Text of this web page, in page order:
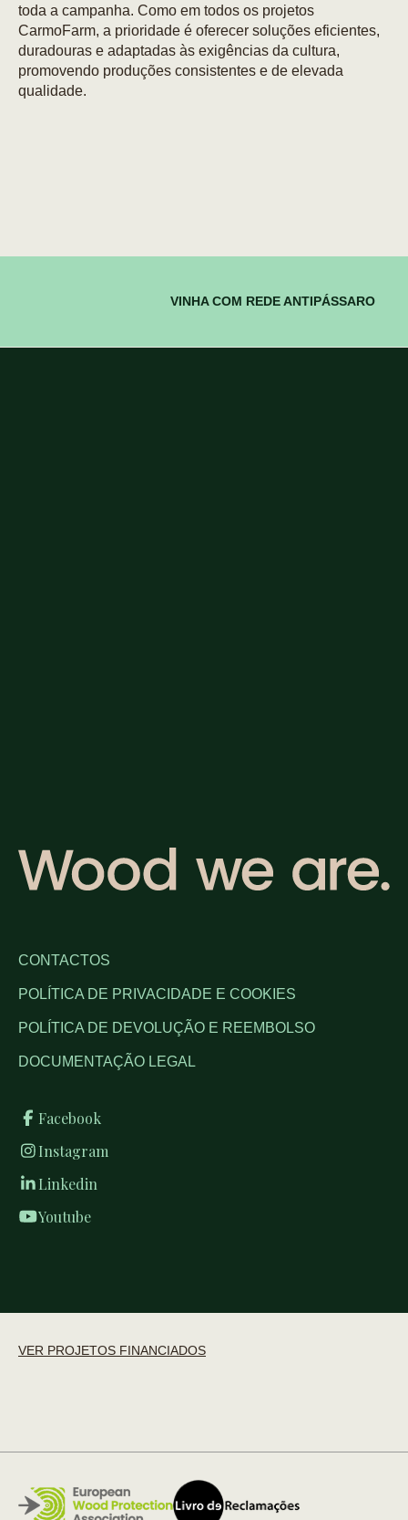
toda a campanha. Como em todos os projetos
CarmoFarm, a prioridade é oferecer soluções eficientes,
duradouras e adaptadas às exigências da cultura,
promovendo produções consistentes e de elevada
qualidade.
VINHA COM REDE ANTIPÁSSARO
CONTACTOS
POLÍTICA DE PRIVACIDADE E COOKIES
POLÍTICA DE DEVOLUÇÃO E REEMBOLSO
DOCUMENTAÇÃO LEGAL
Facebook
Instagram
Linkedin
Youtube
VER PROJETOS FINANCIADOS